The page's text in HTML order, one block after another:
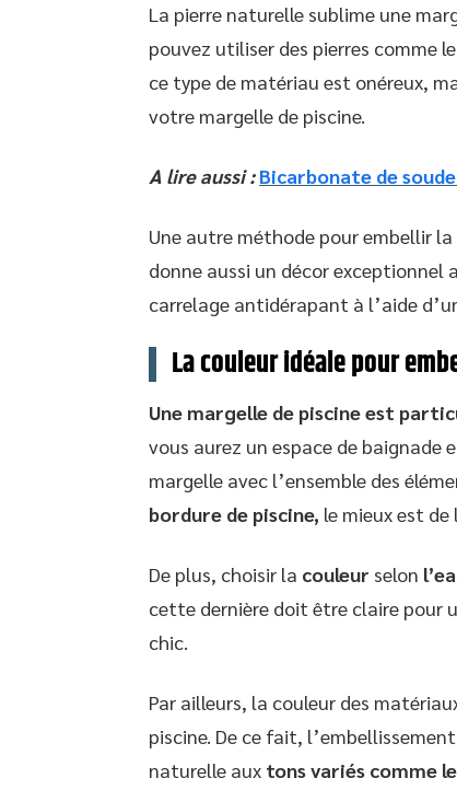
La pierre naturelle sublime une
pouvez utiliser des pierres comme
ce type de matériau est onéreux,
votre margelle de piscine.
A lire aussi : Bicarbonate de
Une autre méthode pour embellir
donne aussi un décor exceptionnel
carrelage antidérapant à l’aide
La couleur idéale pour
Une margelle de piscine est
vous aurez un espace de
margelle avec l’ensemble des
bordure de piscine, le mieux est
De plus, choisir la couleur selon
cette dernière doit être claire pour
chic.
Par ailleurs, la couleur des
piscine. De ce fait,
naturelle aux tons variés comme